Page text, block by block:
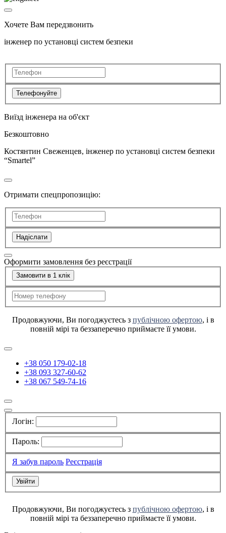
Хочете Вам передзвонить
інженер по установці систем безпеки
Телефонуйте
Виїзд інженера на об'єкт
Безкоштовно
Костянтин Свеженцев, інженер по установці систем безпеки
“Smartel”
Отримати спецпропозицію:
Надіслати
Оформити замовлення без реєстрації
Замовити в 1 клік
Продовжуючи, Ви погоджуєтесь з публічною офертою, і в
повній мірі та беззаперечно приймаєте її умови.
+38 050 179-02-18
+38 093 327-60-62
+38 067 549-74-16
Логін:
Пароль:
Я забув пароль Реєстрація
Продовжуючи, Ви погоджуєтесь з публічною офертою, і в
повній мірі та беззаперечно приймаєте її умови.